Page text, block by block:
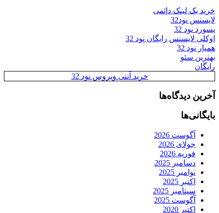
خرید بک لینک دائمی
لایسنس نود32
پسورد نود 32
اوکلی لایسنس رایگان نود 32
همیار نود 32
بهترین سئو
رایگان
خرید آنتی ویروس نود 32
آخرین دیدگاه‌ها
بایگانی‌ها
آگوست 2026
جولای 2026
فوریه 2026
دسامبر 2025
نوامبر 2025
اکتبر 2025
سپتامبر 2025
آگوست 2025
اکتبر 2020